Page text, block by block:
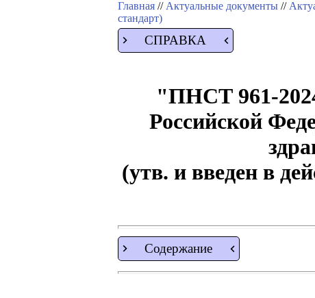
Главная // Актуальные документы //
стандарт)
СПРАВКА
"ПНСТ 961-
Российской
(утв. и введен в
Содержание